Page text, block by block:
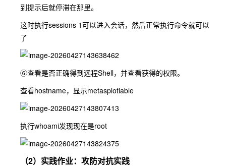
到提示后就停滞在那里。
这时执行sessions 1可以进入会话，然后正常执行命令就可以
了
⑥查看是否正确得到远程Shell，并查看获得的权限。
查看hostname，显示metasplotiable
执行whoami发现现在是root
（2）实践作业：攻防对抗实践